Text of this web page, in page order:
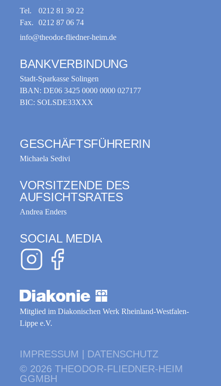
Tel.
Fax.
0212 81 30 22
0212 87 06 74
info@theodor-fliedner-heim.de
BANKVERBINDUNG
Stadt-Sparkasse Solingen
IBAN: DE06 3425 0000 0000 027177
BIC: SOLSDE33XXX
GESCHÄFTSFÜHRERIN
Michaela Sedivi
VORSITZENDE DES
AUFSICHTSRATES
Andrea Enders
SOCIAL MEDIA
Mitglied im Diakonischen Werk Rheinland-Westfalen-
Lippe e.V.
IMPRESSUM
DATENSCHUTZ
© 2026 THEODOR-FLIEDNER-HEIM
GGMBH